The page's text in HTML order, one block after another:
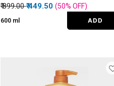
Price reduced from
₹ 899.00to
₹ 449.50 (50% OFF)
600 ml ADD